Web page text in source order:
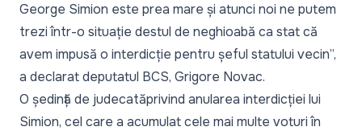
George Simion este prea mare și atunci noi ne putem
trezi într-o situație destul de neghioabă ca stat că
avem impusă o interdicție pentru șeful statului vecin”,
a declarat deputatul BCS, Grigore Novac.
O ședință de judecatăprivind anularea interdicției lui
Simion, cel care a acumulat cele mai multe voturi în